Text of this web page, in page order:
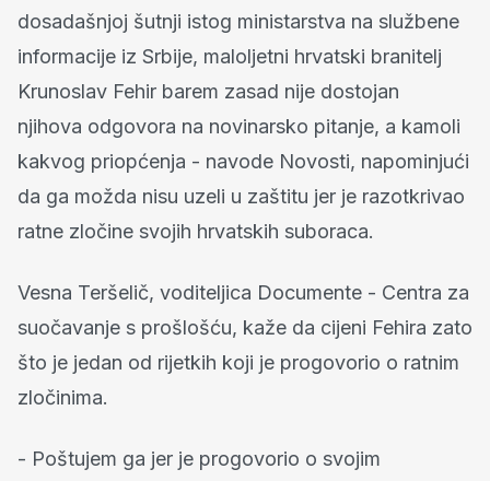
dosadašnjoj šutnji istog ministarstva na službene
informacije iz Srbije, maloljetni hrvatski branitelj
Krunoslav Fehir barem zasad nije dostojan
njihova odgovora na novinarsko pitanje, a kamoli
kakvog priopćenja - navode Novosti, napominjući
da ga možda nisu uzeli u zaštitu jer je razotkrivao
ratne zločine svojih hrvatskih suboraca.
Vesna Teršelič, voditeljica Documente - Centra za
suočavanje s prošlošću, kaže da cijeni Fehira zato
što je jedan od rijetkih koji je progovorio o ratnim
zločinima.
- Poštujem ga jer je progovorio o svojim